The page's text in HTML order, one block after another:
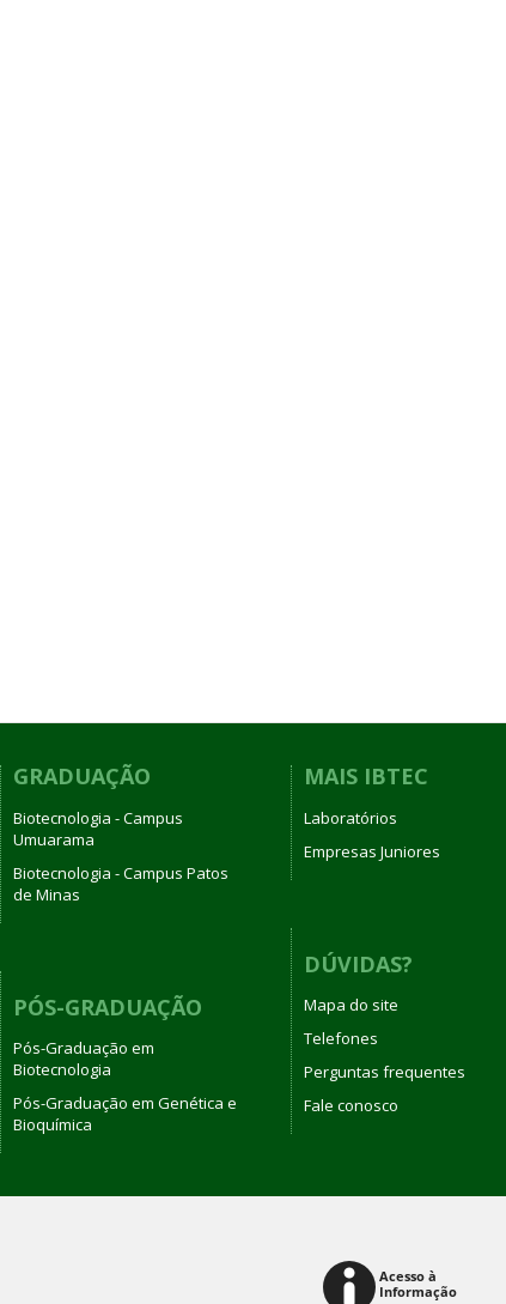
GRADUAÇÃO
Biotecnologia - Campus
Umuarama
Biotecnologia - Campus Patos
de Minas
PÓS-GRADUAÇÃO
Pós-Graduação em
Biotecnologia
Pós-Graduação em Genética e
Bioquímica
MAIS IBTEC
Laboratórios
Empresas Juniores
DÚVIDAS?
Mapa do site
Telefones
Perguntas frequentes
Fale conosco